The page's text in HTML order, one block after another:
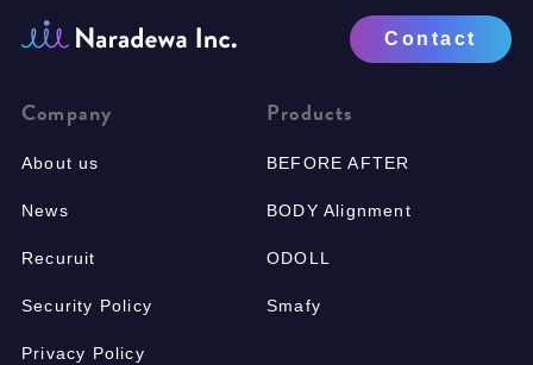
Contact
Company
About us
News
Recuruit
Security Policy
Privacy Policy
Products
BEFORE AFTER
BODY Alignment
ODOLL
Smafy